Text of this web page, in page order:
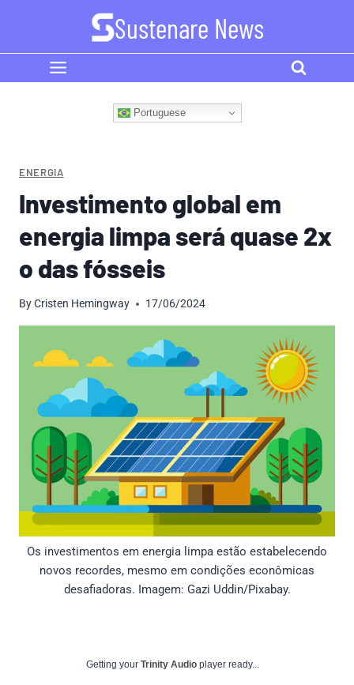
content
Sustenare News
Portuguese
ENERGIA
Investimento global em
energia limpa será quase 2x
o das fósseis
ByCristen Hemingway 17/06/2024
Os investimentos em energia limpa estão estabelecendo
novos recordes, mesmo em condições econômicas
desafiadoras. Imagem: Gazi Uddin/Pixabay.
Getting your Trinity Audio player ready...